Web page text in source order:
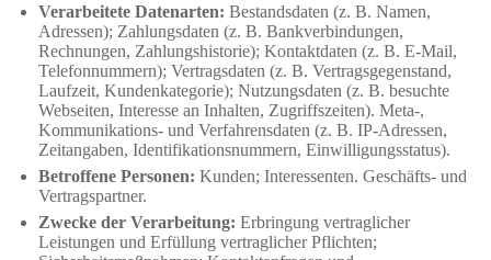
Verarbeitete Datenarten: Bestandsdaten (z. B. Namen,
Adressen); Zahlungsdaten (z. B. Bankverbindungen,
Rechnungen, Zahlungshistorie); Kontaktdaten (z. B. E-Mail,
Telefonnummern); Vertragsdaten (z. B. Vertragsgegenstand,
Laufzeit, Kundenkategorie); Nutzungsdaten (z. B. besuchte
Webseiten, Interesse an Inhalten, Zugriffszeiten). Meta-,
Kommunikations- und Verfahrensdaten (z. B. IP-Adressen,
Zeitangaben, Identifikationsnummern, Einwilligungsstatus).
Betroffene Personen: Kunden; Interessenten. Geschäfts- und
Vertragspartner.
Zwecke der Verarbeitung: Erbringung vertraglicher
Leistungen und Erfüllung vertraglicher Pflichten;